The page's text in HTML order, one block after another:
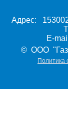
Адрес:
E-
© ООО
Политика